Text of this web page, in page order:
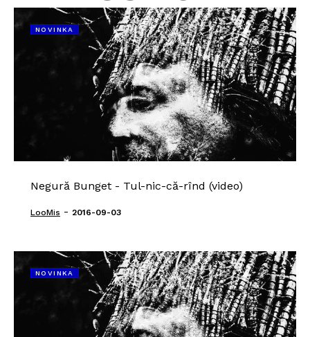
NOVINKA
Negură Bunget - Tul-nic-că-rînd (video)
LooMis - 2016-09-03
NOVINKA